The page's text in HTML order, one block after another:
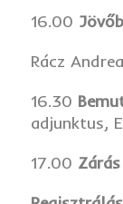
16.00
Rácz
16.30
adjunktus,
17.00 Zárás